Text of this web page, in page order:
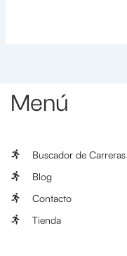
Menú
Buscador de Carreras
Blog
Contacto
Tienda